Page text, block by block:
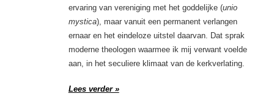
ervaring van vereniging met het goddelijke (unio
mystica), maar vanuit een permanent verlangen
ernaar en het eindeloze uitstel daarvan. Dat sprak
moderne theologen waarmee ik mij verwant voelde
aan, in het seculiere klimaat van de kerkverlating.
Lees verder »